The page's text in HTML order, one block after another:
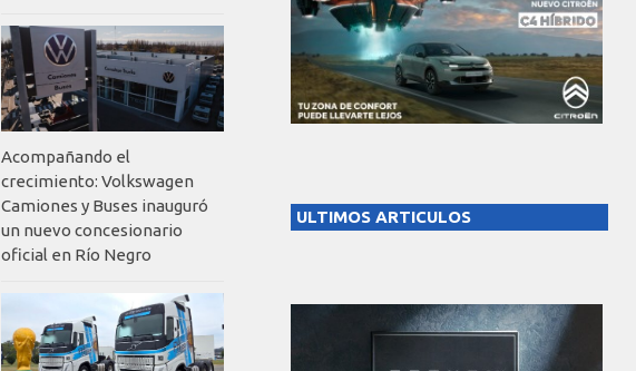
ULTIMOS ARTICULOS
Acompañando el
crecimiento: Volkswagen
Camiones y Buses inauguró
un nuevo concesionario
oficial en Río Negro